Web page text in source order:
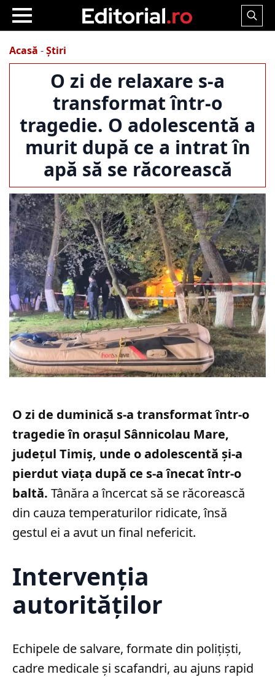
Search
Acasă -Știri
O zi de relaxare s-a
transformat într-o
tragedie. O adolescentă a
murit după ce a intrat în
apă să se răcorească
O zi de duminică s-a transformat într-o
tragedie în orașul Sânnicolau Mare,
județul Timiș, unde o adolescentă și-a
pierdut viața după ce s-a înecat într-o
baltă. Tânăra a încercat să se răcorească
din cauza temperaturilor ridicate, însă
gestul ei a avut un final nefericit.
Intervenția
autorităților
Echipele de salvare, formate din polițiști,
cadre medicale și scafandri, au ajuns rapid